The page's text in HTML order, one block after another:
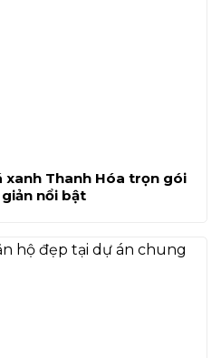
xanh Thanh Hóa trọn gói
nổi bật